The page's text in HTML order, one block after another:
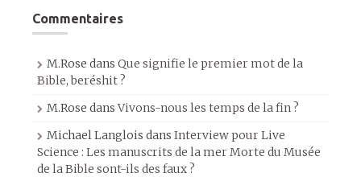
Commentaires
M.Rose dans Que signifie le premier mot de la
Bible, beréshit ?
M.Rose dansVivons-nous les temps de la fin ?
Michael Langlois dans Interview pour Live
Science : Les manuscrits de la mer Morte du Musée
de la Bible sont-ils des faux ?